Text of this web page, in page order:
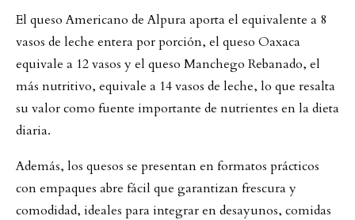
El queso Americano de Alpura aporta el equivalente a 8
vasos de leche entera por porción, el queso Oaxaca
equivale a 12 vasos y el queso Manchego Rebanado, el
más nutritivo, equivale a 14 vasos de leche, lo que resalta
su valor como fuente importante de nutrientes en la dieta
diaria.
Además, los quesos se presentan en formatos prácticos
con empaques abre fácil que garantizan frescura y
comodidad, ideales para integrar en desayunos, comidas